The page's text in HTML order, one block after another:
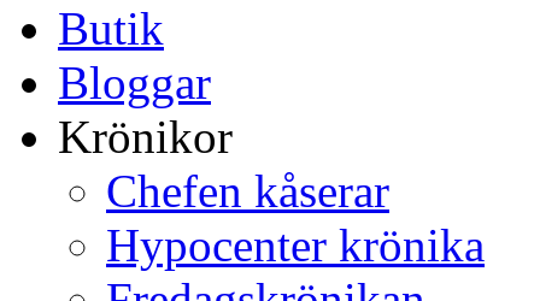
Butik
Bloggar
Krönikor
Chefen kåserar
Hypocenter krönika